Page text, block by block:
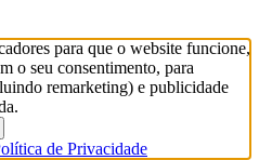
para que o website funcione,
o seu consentimento, para
remarketing) e publicidade
de Privacidade